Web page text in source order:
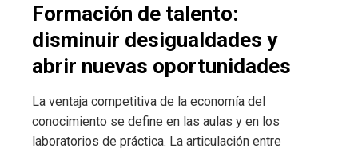
Formación de talento:
disminuir desigualdades y
abrir nuevas oportunidades
La ventaja competitiva de la economía del
conocimiento se define en las aulas y en los
laboratorios de práctica. La articulación entre